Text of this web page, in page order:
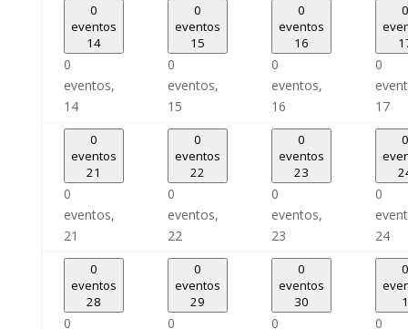
0
eventos
14
0
eventos,
14
0
eventos
15
0
eventos,
15
0
eventos
16
0
eventos,
16
0
0
17
0
eventos
21
0
eventos,
21
0
eventos
22
0
eventos,
22
0
eventos
23
0
eventos,
23
0
0
24
0
eventos
28
0
0
eventos
29
0
0
eventos
30
0
0
1
0